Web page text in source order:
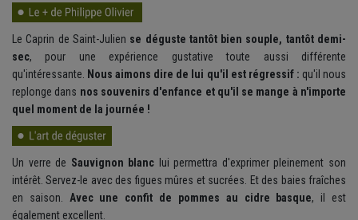
Le Caprin de Saint-Julien se déguste tantôt bien souple, tantôt demi-
sec, pour une expérience gustative toute aussi différente
qu'intéressante. Nous aimons dire de lui qu'il est régressif : qu'il nous
replonge dans nos souvenirs d'enfance et qu'il se mange à n'importe
quel moment de la journée !
Un verre de Sauvignon blanc lui permettra d'exprimer pleinement son
intérêt. Servez-le avec des figues mûres et sucrées. Et des baies fraîches
en saison. Avec une confit de pommes au cidre basque, il est
également excellent.